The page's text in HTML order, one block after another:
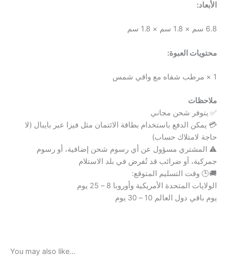
الأبعاد:
6.8 سم × 1.8 سم × 1.8 سم
محتويات العبوة:
1 × مرطب شفاه مع واقي شمس
ملاحظات
✅ يتوفر شحن مجاني
💳 يمكن الدفع باستخدام بطاقة الائتمان مثل فيزا عبر بايبال (لا
حاجة لامتلاك حساب)
⚠️ المشتري مسؤول عن أي رسوم شحن إضافية، أو رسوم
جمركية، أو ضرائب قد تُفرض في بلد الاستلام
🚚🕒 وقت التسليم المتوقع:
الولايات المتحدة الأمريكية وأوروبا 8 – 25 يوم
يوم باقي دول العالم 10 – 30 يوم
You may also like…